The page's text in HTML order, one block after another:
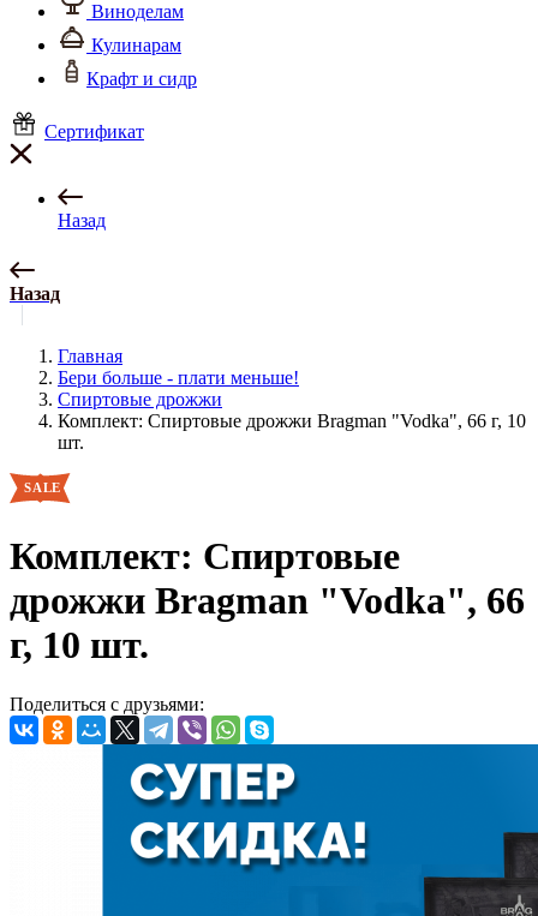
Виноделам
Кулинарам
Крафт и сидр
Сертификат
Назад
Назад
Главная
Бери больше - плати меньше!
Спиртовые дрожжи
Комплект: Спиртовые дрожжи Bragman "Vodka", 66 г, 10
шт.
Комплект: Спиртовые
дрожжи Bragman "Vodka", 66
г, 10 шт.
Поделиться с друзьями: